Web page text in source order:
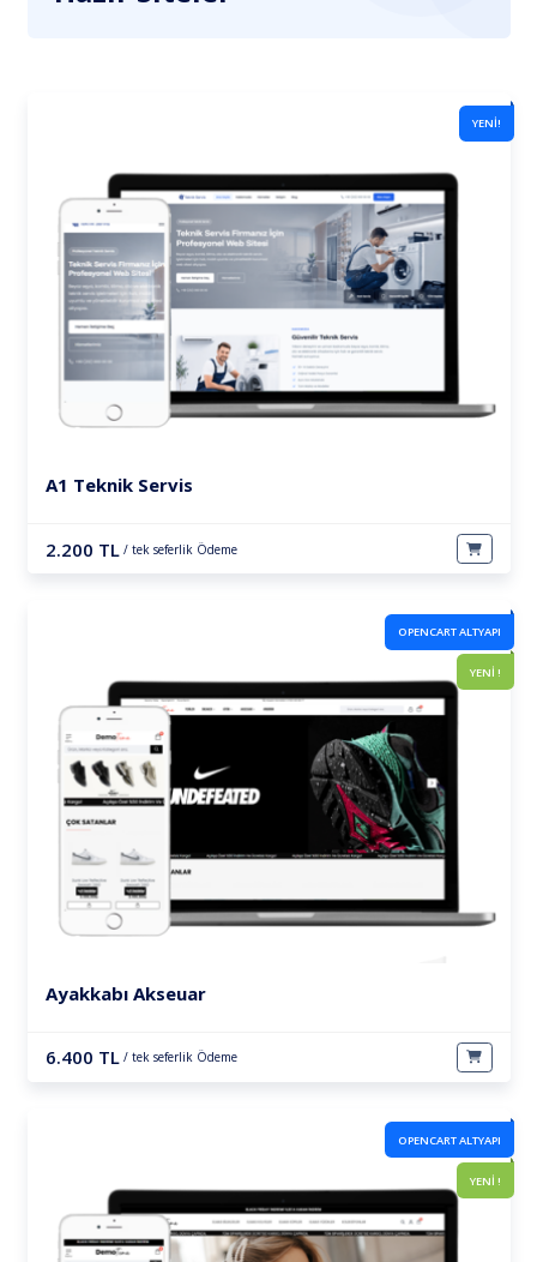
YENİ!
A1 Teknik Servis
2.200 TL / tek seferlik Ödeme
OPENCART ALTYAPI
YENİ !
Ayakkabı Akseuar
6.400 TL / tek seferlik Ödeme
OPENCART ALTYAPI
YENİ !